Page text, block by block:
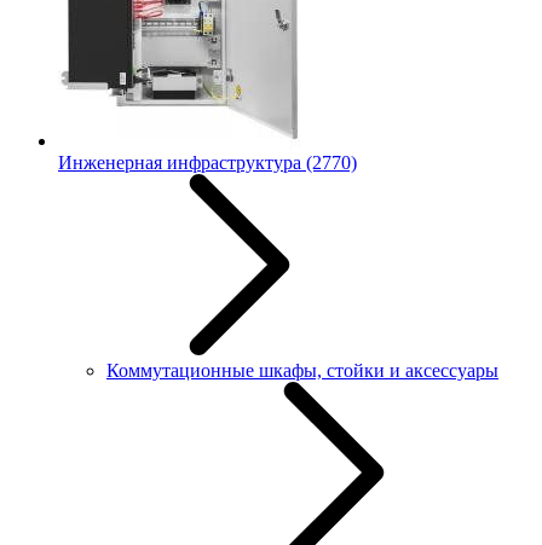
Инженерная инфраструктура (2770)
Коммутационные шкафы, стойки и аксессуары